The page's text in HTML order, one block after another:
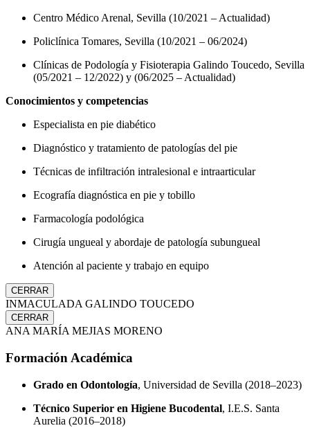
Centro Médico Arenal, Sevilla (10/2021 – Actualidad)
Policlínica Tomares, Sevilla (10/2021 – 06/2024)
Clínicas de Podología y Fisioterapia Galindo Toucedo, Sevilla
(05/2021 – 12/2022) y (06/2025 – Actualidad)
Conocimientos y competencias
Especialista en pie diabético
Diagnóstico y tratamiento de patologías del pie
Técnicas de infiltración intralesional e intraarticular
Ecografía diagnóstica en pie y tobillo
Farmacología podológica
Cirugía ungueal y abordaje de patología subungueal
Atención al paciente y trabajo en equipo
CERRAR
INMACULADA GALINDO TOUCEDO
CERRAR
ANA MARÍA MEJIAS MORENO
Formación Académica
Grado en Odontología, Universidad de Sevilla (2018–2023)
Técnico Superior en Higiene Bucodental, I.E.S. Santa
Aurelia (2016–2018)